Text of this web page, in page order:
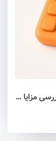
آیا نرم‌افزار رایگان حسابداری قابل اعتماد است؟ بررسی مزایا و معایب